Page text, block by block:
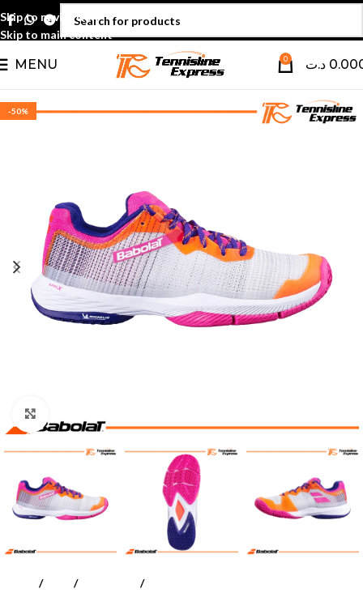
Skip to navigation
Skip to main content
MENU 0 د.ت
-50%
Padel Chaussures Femmes